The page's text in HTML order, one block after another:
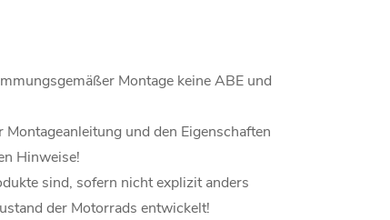
Montage keine ABE und
und den Eigenschaften
Hinweise!
sind, sofern nicht explizit anders
der Motorrads entwickelt!